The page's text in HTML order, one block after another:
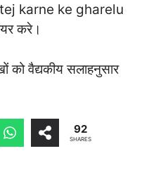
karne ke gharelu
करे।
को वैद्यकीय सलाहनुसार
92
SHARES